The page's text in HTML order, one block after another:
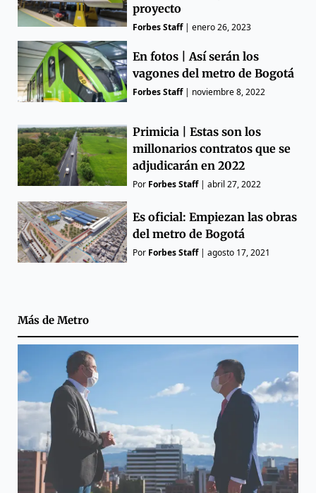
proyecto
Forbes Staff|enero 26, 2023
En fotos | Así serán los
vagones del metro de Bogotá
Forbes Staff| noviembre 8, 2022
Primicia | Estas son los
millonarios contratos que se
adjudicarán en 2022
Por Forbes Staff|abril 27, 2022
Es oficial: Empiezan las obras
del metro de Bogotá
Por Forbes Staff|agosto 17, 2021
Más de Metro